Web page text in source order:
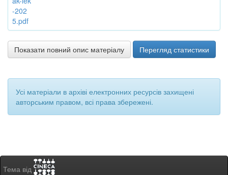
-202
5.pdf
Показати повний опис матеріалу Перегляд статистики
Усі матеріали в архіві електронних ресурсів захищені
авторським правом, всі права збережені.
Тема від